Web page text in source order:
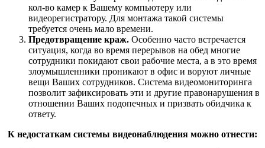
кол-во камер к Вашему компьютеру или
видеорегистратору. Для монтажа такой системы
требуется очень мало времени.
Предотвращение краж. Особенно часто встречается
ситуация, когда во время перерывов на обед многие
сотрудники покидают свои рабочие места, а в это время
злоумышленники проникают в офис и воруют личные
вещи Ваших сотрудников. Система видеомониторинга
позволит зафиксировать эти и другие правонарушения в
отношении Ваших подопечных и призвать обидчика к
ответу.
К недостаткам системы видеонаблюдения можно отнести: